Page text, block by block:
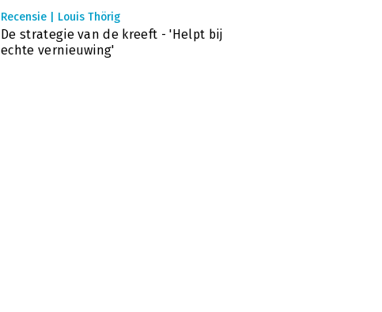
Recensie | Louis Thörig
De strategie van de kreeft - 'Helpt bij
echte vernieuwing'